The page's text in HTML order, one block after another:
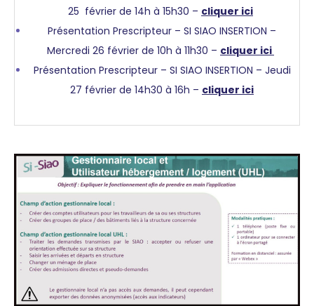
25 février de 14h à 15h30 – cliquer ici
Présentation Prescripteur – SI SIAO INSERTION –
Mercredi 26 février de 10h à 11h30 – cliquer ici
Présentation Prescripteur – SI SIAO INSERTION – Jeudi
27 février de 14h30 à 16h – cliquer ici